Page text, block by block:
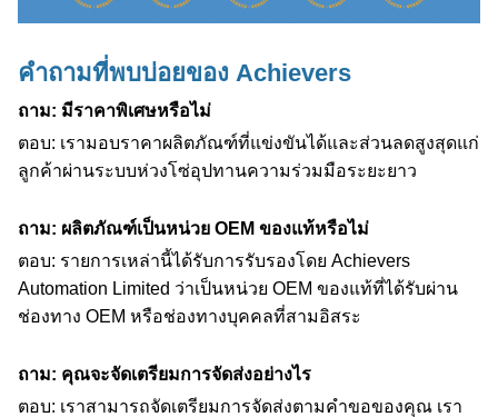
คำถามที่พบบ่อยของ Achievers
ถาม: มีราคาพิเศษหรือไม่
ตอบ: เรามอบราคาผลิตภัณฑ์ที่แข่งขันได้และส่วนลดสูงสุดแก่
ลูกค้าผ่านระบบห่วงโซ่อุปทานความร่วมมือระยะยาว
ถาม: ผลิตภัณฑ์เป็นหน่วย OEM ของแท้หรือไม่
ตอบ: รายการเหล่านี้ได้รับการรับรองโดย Achievers
Automation Limited ว่าเป็นหน่วย OEM ของแท้ที่ได้รับผ่าน
ช่องทาง OEM หรือช่องทางบุคคลที่สามอิสระ
ถาม: คุณจะจัดเตรียมการจัดส่งอย่างไร
ตอบ: เราสามารถจัดเตรียมการจัดส่งตามคำขอของคุณ เรา